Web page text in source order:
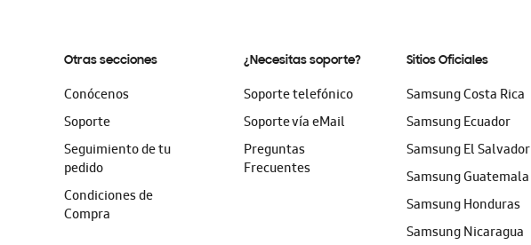
Otras secciones
Conócenos
Soporte
Seguimiento de tu
pedido
Condiciones de
Compra
¿Necesitas soporte?
Soporte telefónico
Soporte vía eMail
Preguntas
Frecuentes
Sitios Oficiales
Samsung Costa Rica
Samsung Ecuador
Samsung El Salvador
Samsung Guatemala
Samsung Honduras
Samsung Nicaragua